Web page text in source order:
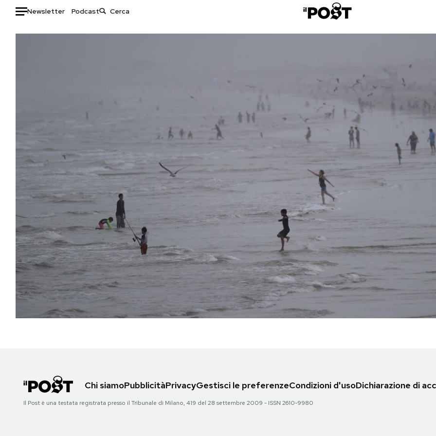
Newsletter Podcast
Auto
Scienza
Economia
Sport
Europa
Mondiali calcio 2026
PODCAST
NEWSLETTER
I MIEI PREFERITI
Chi siamoPubblicitàPrivacyGestisci le preferenzeCondizioni d'usoDichiarazione di
Il Post è una testata registrata presso il Tribunale di Milano, 419 del 28 settembre 2009 - ISSN 2610-9980